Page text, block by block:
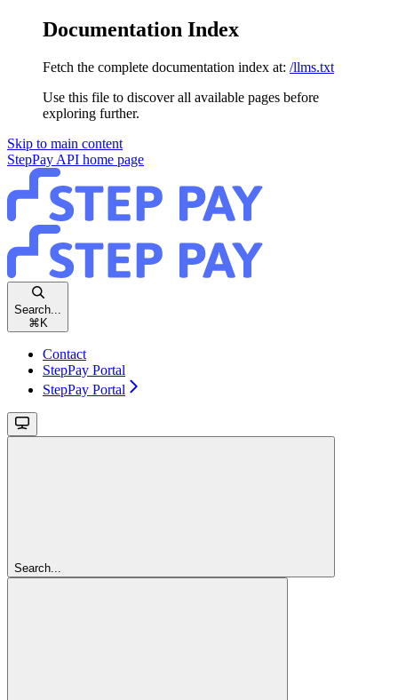
Documentation Index
Fetch the complete documentation index at: /llms.txt
Use this file to discover all available pages before
exploring further.
Skip to main content
StepPay API home page
Search...
⌘ K
Contact
StepPay Portal
StepPay Portal
Search...